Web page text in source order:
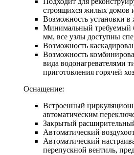
строящихся жилых домов
Возможность установки в
Минимальный требуемый
мм, все узлы доступны
Возможность
Возможность
вида водонагревателями
приготовления горячей
Оснащение:
Встроенный
автоматическим
Закрытый
Автоматический
Автоматический
перепускной вентиль,